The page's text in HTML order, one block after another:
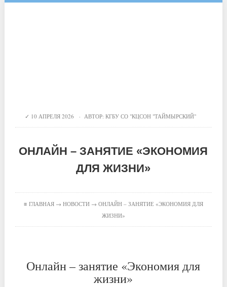
10 АПРЕЛЯ 2026 · АВТОР:КГБУ СО "КЦСОН "ТАЙМЫРСКИЙ"
ОНЛАЙН – ЗАНЯТИЕ «ЭКОНОМИЯ
ДЛЯ ЖИЗНИ»
≡ ГЛАВНАЯ→ НОВОСТИ→ ОНЛАЙН – ЗАНЯТИЕ «ЭКОНОМИЯ ДЛЯ
ЖИЗНИ»
Онлайн – занятие «Экономия для
жизни»